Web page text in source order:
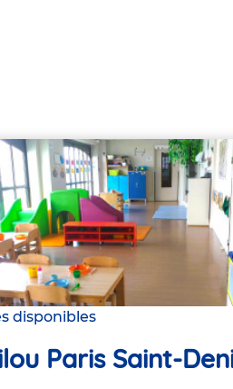
disponibles
Paris Saint-